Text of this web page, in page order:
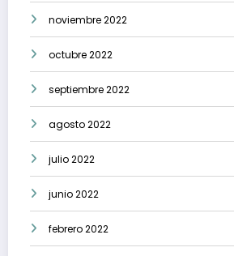
noviembre 2022
octubre 2022
septiembre 2022
agosto 2022
julio 2022
junio 2022
febrero 2022